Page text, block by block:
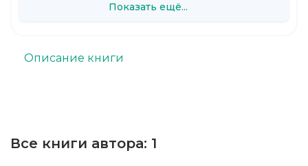
Описание книги
Все книги автора: 1
Показать ещё...